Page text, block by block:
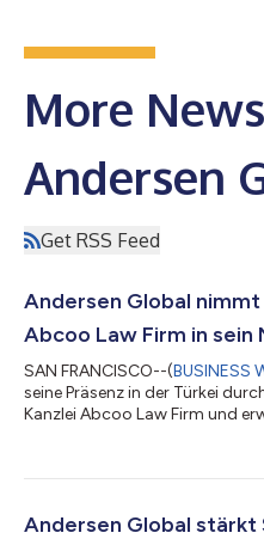
More
Andersen
Get RSS Feed
Andersen Global
Abcoo Law Firm in
SAN FRANCISCO--(BUSINESS
seine Präsenz in der Türkei
Kanzlei Abcoo Law Firm und
Abcoo berät lokale und
Erfahrung in den Bereichen
Andersen Global